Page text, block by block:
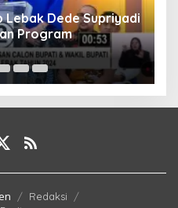
Lebak Dede Supriyadi
Program
Redaksi